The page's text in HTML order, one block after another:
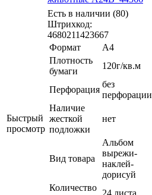
Быстрый
просмотр
Есть в наличии (80)
Штрихкод:
4680211423667
Формат
А4
Плотность
бумаги
120г/кв.м
Перфорация
без
перфорации
Наличие
жесткой
подложки
нет
Вид товара
Альбом
вырежи-
наклей-
дорисуй
Количество
24 листа